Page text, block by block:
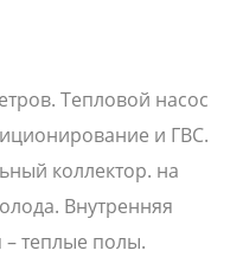
Тепловой насос
и ГВС.
коллектор. на
Внутренняя
– теплые полы.